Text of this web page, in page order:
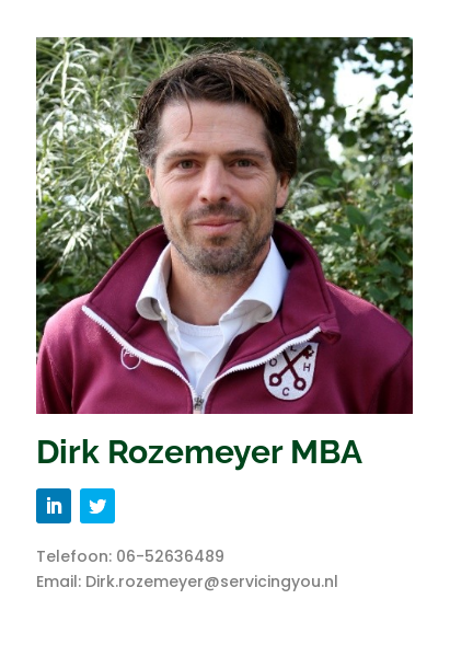
Dirk Rozemeyer MBA
Telefoon: 06-52636489
Email: Dirk.rozemeyer@servicingyou.nl